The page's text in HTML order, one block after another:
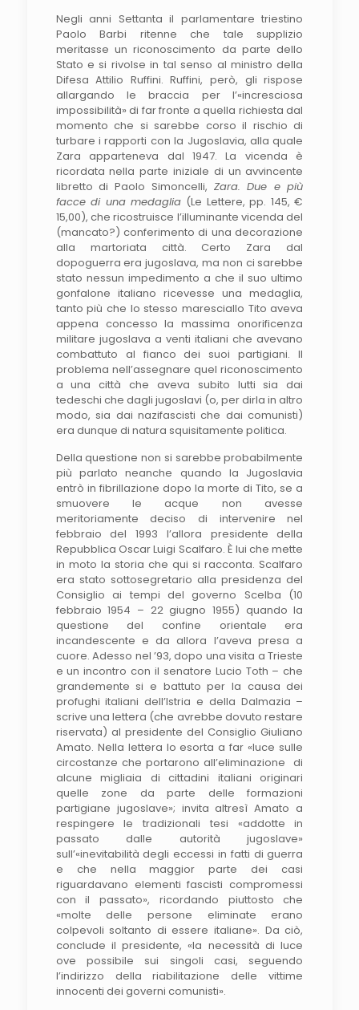
Negli anni Settanta il parlamentare triestino
Paolo Barbi ritenne che tale supplizio
meritasse un riconoscimento da parte dello
Stato e si rivolse in tal senso al ministro della
Difesa Attilio Ruffini. Ruffini, però, gli rispose
allargando le braccia per l’«incresciosa
impossibilità» di far fronte a quella richiesta dal
momento che si sarebbe corso il rischio di
turbare i rapporti con la Jugoslavia, alla quale
Zara apparteneva dal 1947. La vicenda è
ricordata nella parte iniziale di un avvincente
libretto di Paolo Simoncelli, Zara. Due e più
facce di una medaglia (Le Lettere, pp. 145, €
15,00), che ricostruisce l’illuminante vicenda del
(mancato?) conferimento di una decorazione
alla martoriata città. Certo Zara dal
dopoguerra era jugoslava, ma non ci sarebbe
stato nessun impedimento a che il suo ultimo
gonfalone italiano ricevesse una medaglia,
tanto più che lo stesso maresciallo Tito aveva
appena concesso la massima onorificenza
militare jugoslava a venti italiani che avevano
combattuto al fianco dei suoi partigiani. Il
problema nell’assegnare quel riconoscimento
a una città che aveva subito lutti sia dai
tedeschi che dagli jugoslavi (o, per dirla in altro
modo, sia dai nazifascisti che dai comunisti)
era dunque di natura squisitamente politica.
Della questione non si sarebbe probabilmente
più parlato neanche quando la Jugoslavia
entrò in fibrillazione dopo la morte di Tito, se a
smuovere le acque non avesse
meritoriamente deciso di intervenire nel
febbraio del 1993 l’allora presidente della
Repubblica Oscar Luigi Scalfaro. È lui che mette
in moto la storia che qui si racconta. Scalfaro
era stato sottosegretario alla presidenza del
Consiglio ai tempi del governo Scelba (10
febbraio 1954 – 22 giugno 1955) quando la
questione del confine orientale era
incandescente e da allora l’aveva presa a
cuore. Adesso nel ’93, dopo una visita a Trieste
e un incontro con il senatore Lucio Toth – che
grandemente si e battuto per la causa dei
profughi italiani dell’Istria e della Dalmazia –
scrive una lettera (che avrebbe dovuto restare
riservata) al presidente del Consiglio Giuliano
Amato. Nella lettera lo esorta a far «luce sulle
circostanze che portarono all’eliminazione di
alcune migliaia di cittadini italiani originari
quelle zone da parte delle formazioni
partigiane jugoslave»; invita altresì Amato a
respingere le tradizionali tesi «addotte in
passato dalle autorità jugoslave»
sull’«inevitabilità degli eccessi in fatti di guerra
e che nella maggior parte dei casi
riguardavano elementi fascisti compromessi
con il passato», ricordando piuttosto che
«molte delle persone eliminate erano
colpevoli soltanto di essere italiane». Da ciò,
conclude il presidente, «la necessità di luce
ove possibile sui singoli casi, seguendo
l’indirizzo della riabilitazione delle vittime
innocenti dei governi comunisti».